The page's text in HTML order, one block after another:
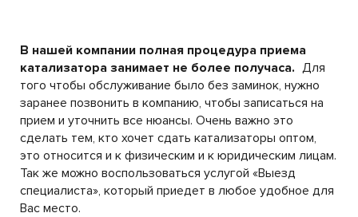
В нашей компании полная процедура приема
катализатора занимает не более получаса. Для
того чтобы обслуживание было без заминок, нужно
заранее позвонить в компанию, чтобы записаться на
прием и уточнить все нюансы. Очень важно это
сделать тем, кто хочет сдать катализаторы оптом,
это относится и к физическим и к юридическим лицам.
Так же можно воспользоваться услугой «Выезд
специалиста», который приедет в любое удобное для
Вас место.